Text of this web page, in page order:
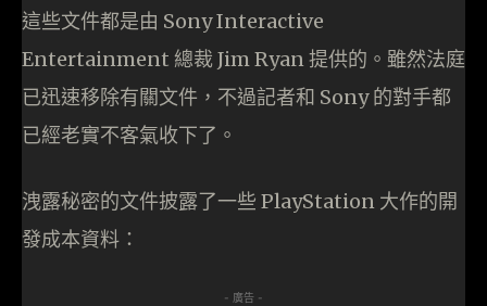
這些文件都是由 Sony Interactive
Entertainment 總裁 Jim Ryan 提供的。雖然法庭
已迅速移除有關文件，不過記者和 Sony 的對手都
已經老實不客氣收下了。
洩露秘密的文件披露了一些 PlayStation 大作的開
發成本資料：
- 廣告 -